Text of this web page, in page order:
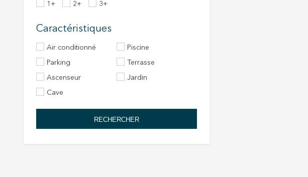
1+ 2+ 3+
Caractéristiques
Air conditionné Piscine
Parking Terrasse
Ascenseur Jardin
Cave
RECHERCHER